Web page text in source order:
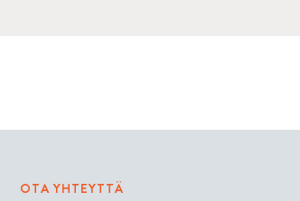
OTA YHTEYTTÄ